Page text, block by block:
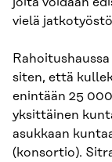
vielä
siten, että
enintään 25
yksittäinen
asukkaan
(konsortio).